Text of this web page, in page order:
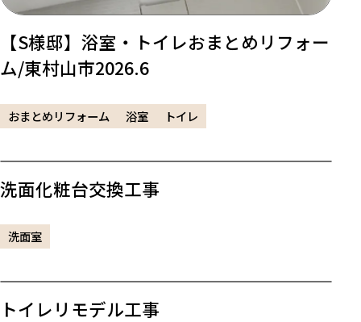
【S様邸】浴室・トイレおまとめリフォー
ム/東村山市2026.6
おまとめリフォーム 浴室 トイレ
洗面化粧台交換工事
洗面室
トイレリモデル工事